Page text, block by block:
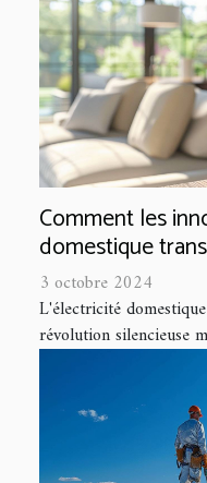
Comment les
domestique
3 octobre 2024
L'électricité
révolution silencieuse